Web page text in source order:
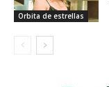
Orbita de estrellas